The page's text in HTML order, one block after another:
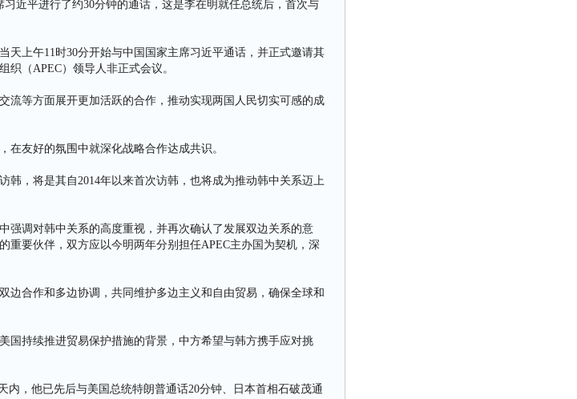
近平进行了约30分钟的通话，这是李在明就任总统后，首次与
天上午11时30分开始与中国国家主席习近平通话，并正式邀请其
织（APEC）领导人非正式会议。
流等方面展开更加活跃的合作，推动实现两国人民切实可感的成
在友好的氛围中就深化战略合作达成共识。
韩，将是其自2014年以来首次访韩，也将成为推动韩中关系迈上
强调对韩中关系的高度重视，并再次确认了发展双边关系的意
重要伙伴，双方应以今明两年分别担任APEC主办国为契机，深
边合作和多边协调，共同维护多边主义和自由贸易，确保全球和
国持续推进贸易保护措施的背景，中方希望与韩方携手应对挑
内，他已先后与美国总统特朗普通话20分钟、日本首相石破茂通